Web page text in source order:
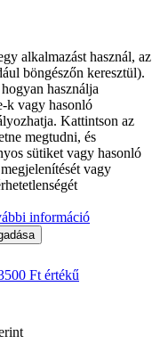
alkalmazást használ, az
böngészőn keresztül).
használja
k vagy hasonló
Kattintson az
megtudni, és
sütiket vagy hasonló
vagy
információ
Ft értékű